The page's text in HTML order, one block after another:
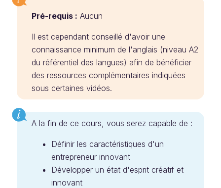
Pré-requis : Aucun
Il est cependant conseillé d'avoir une
connaissance minimum de l'anglais (niveau A2
du référentiel des langues) afin de bénéficier
des ressources complémentaires indiquées
sous certaines vidéos.
A la fin de ce cours, vous serez capable de :
Définir les caractéristiques d'un
entrepreneur innovant
Développer un état d'esprit créatif et
innovant